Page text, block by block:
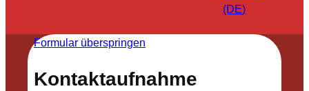
(DE)
Formular überspringen
Kontaktaufnahme